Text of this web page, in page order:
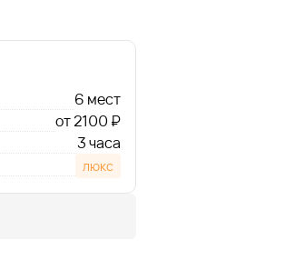
6 мест
от 2100 ₽
3 часа
люкс